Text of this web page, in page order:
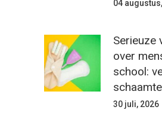
04
Serieuze
over
school:
30 juli, 2026